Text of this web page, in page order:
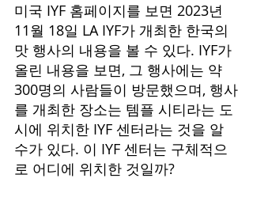
미국 IYF 홈페이지를 보면 2023년
11월 18일 LA IYF가 개최한 한국의
맛 행사의 내용을 볼 수 있다. IYF가
올린 내용을 보면, 그 행사에는 약
300명의 사람들이 방문했으며, 행사
를 개최한 장소는 템플 시티라는 도
시에 위치한 IYF 센터라는 것을 알
수가 있다. 이 IYF 센터는 구체적으
로 어디에 위치한 것일까?